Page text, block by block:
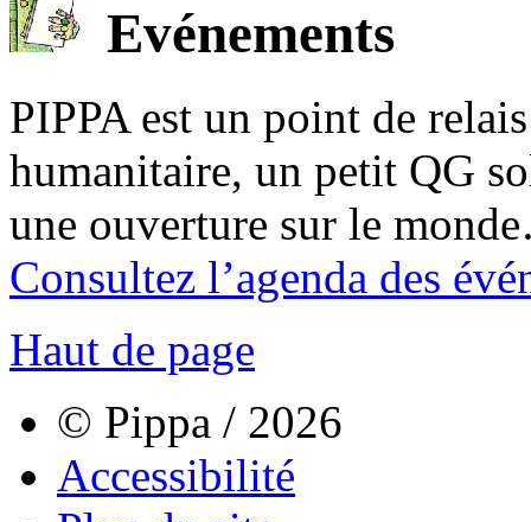
Evénements
PIPPA est un point de
humanitaire, un petit QG
une ouverture sur le
Consultez l’agenda des
Haut de page
© Pippa / 2026
Accessibilité